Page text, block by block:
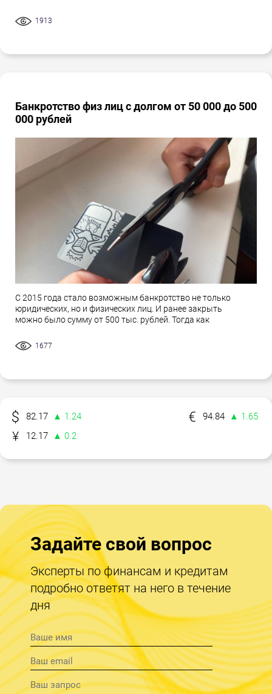
1913
Банкротство физ лиц с долгом от 50 000 до 500
000 рублей
С 2015 года стало возможным банкротство не только
юридических, но и физических лиц. И ранее закрыть
можно было сумму от 500 тыс. рублей. Тогда как
1677
82.17 ▲ 1.24 94.84
▲ 1.65
12.17
▲ 0.2
Задайте свой вопрос
Эксперты по финансам и кредитам
подробно ответят на него в течение
дня